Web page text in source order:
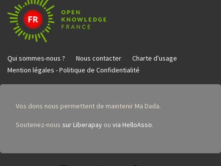
Qui sommes-nous ? Nous contacter
Charte d'usage
Mention légales - Politique de Confidentialité
Vos dons nous permettent de maintenir Ma Dada.
Soutenez-nous sur Liberapay ou via HelloAsso.